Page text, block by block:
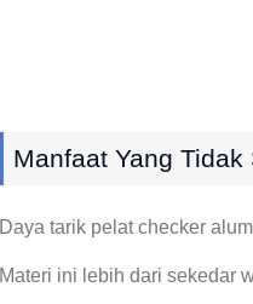
Manfaat Yang
Daya tarik pelat checker
Materi ini lebih dari sekedar